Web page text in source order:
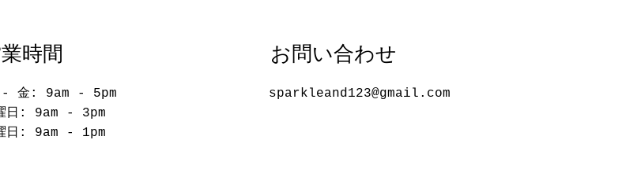
時間
- 金: 9am - 5pm
日: 9am - 3pm
日: 9am - 1pm
​お問い合わせ
sparkleand123@gmail.com